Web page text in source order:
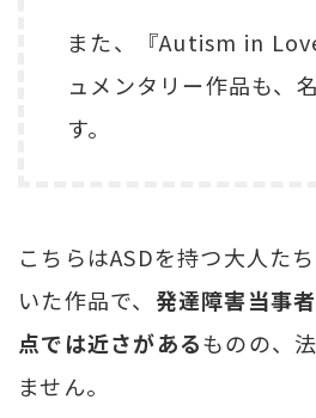
また、『Autism in
ュメンタリー作品も、
す。
こちらはASDを持つ大人た
いた作品で、 発達障害当事
点では近さがあるものの、
ません。